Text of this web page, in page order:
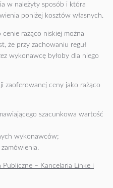
w należyty sposób i która
poniżej kosztów własnych.
rażąco niskiej można
że przy zachowaniu reguł
wykonawcę byłoby dla niego
zaoferowanej ceny jako rażąco
szacunkowa wartość
wykonawców;
Publiczne – Kancelaria Linke i